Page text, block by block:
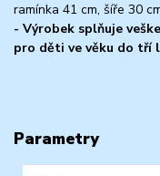
ramínka 41 cm, šíře 30
- Výrobek splňuje
pro děti ve věku do tří
Parametry